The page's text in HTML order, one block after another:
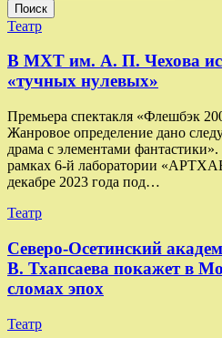
Поиск
Театр
В МХТ им. А. П. Чехова
«тучных нулевых»
Премьера спектакля «Флешбэк
Жанровое определение дано
драма с элементами
рамках 6-й лаборатории
декабре 2023 года под…
Театр
Северо-Осетинский
В. Тхапсаева покажет в
сломах эпох
Театр